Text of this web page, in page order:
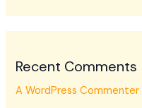
Recent Comments
A WordPress Commenter